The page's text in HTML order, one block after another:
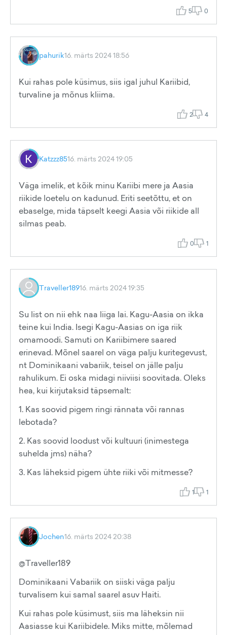
5 0
pahurik16. märts 2024 18:56
Kui rahas pole küsimus, siis igal juhul Kariibid,
turvaline ja mõnus kliima.
2 4
Katzzz8516. märts 2024 19:05
Väga imelik, et kõik minu Kariibi mere ja Aasia
riikide loetelu on kadunud. Eriti seetõttu, et on
ebaselge, mida täpselt keegi Aasia või riikide all
silmas peab.
0 1
Traveller18916. märts 2024 19:35
Su list on nii ehk naa liiga lai. Kagu-Aasia on ikka
teine kui India. Isegi Kagu-Aasias on iga riik
omamoodi. Samuti on Kariibimere saared
erinevad. Mõnel saarel on väga palju kuritegevust,
nt Dominikaani vabariik, teisel on jälle palju
rahulikum. Ei oska midagi niiviisi soovitada. Oleks
hea, kui kirjutaksid täpsemalt:
1. Kas soovid pigem ringi rännata või rannas
lebotada?
2. Kas soovid loodust või kultuuri (inimestega
suhelda jms) näha?
3. Kas läheksid pigem ühte riiki või mitmesse?
1 1
Jochen16. märts 2024 20:38
@Traveller189
Dominikaani Vabariik on siiski väga palju
turvalisem kui samal saarel asuv Haiti.
Kui rahas pole küsimust, siis ma läheksin nii
Aasiasse kui Kariibidele. Miks mitte, mõlemad